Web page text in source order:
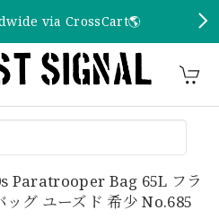
via CrossCart🌎️
Paratrooper Bag 65L フラ
グ ユーズド 希少 No.685